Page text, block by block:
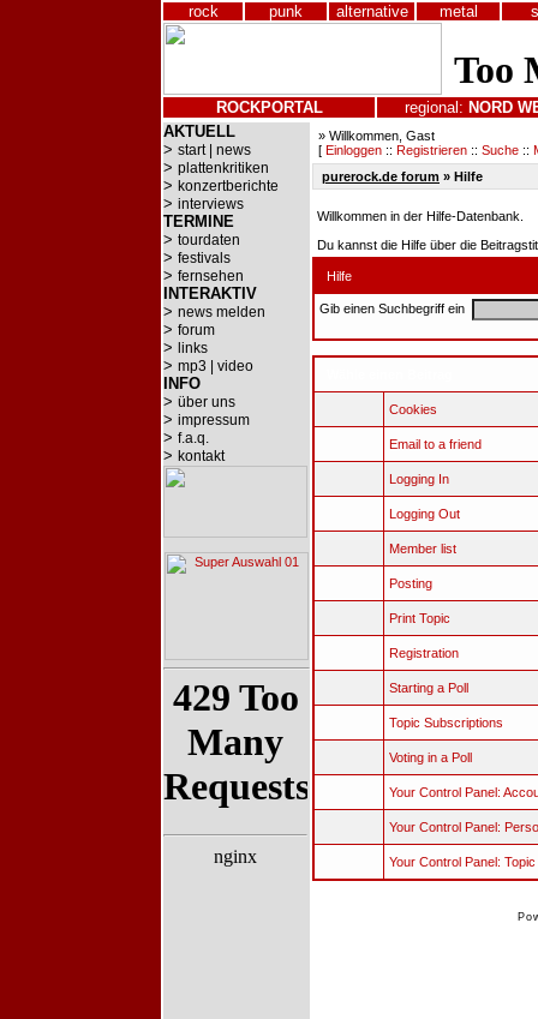
rock punk alternative metal
ROCKPORTAL regional: NORD
AKTUELL
> start | news
> plattenkritiken
> konzertberichte
> interviews
TERMINE
> tourdaten
> festivals
> fernsehen
INTERAKTIV
> news melden
> forum
> links
> mp3 | video
INFO
> über uns
> impressum
> f.a.q.
> kontakt
» Willkommen, Gast
[ Einloggen :: Registrieren :: Suche ::
purerock.de forum » Hilfe
Willkommen in der Hilfe-Datenbank.
Du kannst die Hilfe über die
Hilfe
Gib einen Suchbegriff ein
Cookies
Email to a friend
Logging In
Logging Out
Member list
Posting
Print Topic
Registration
Starting a Poll
Topic Subscriptions
Voting in a Poll
Your Control Panel:
Your Control Panel:
Your Control Panel: